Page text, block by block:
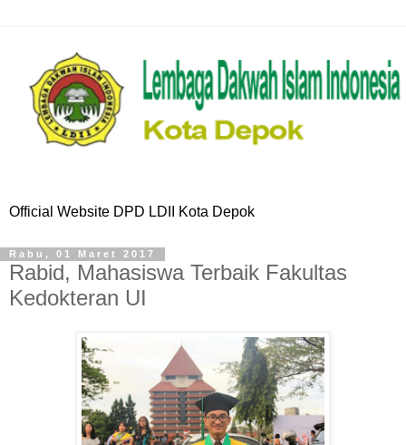
Official Website DPD LDII Kota Depok
Rabu, 01 Maret 2017
Rabid, Mahasiswa Terbaik Fakultas
Kedokteran UI